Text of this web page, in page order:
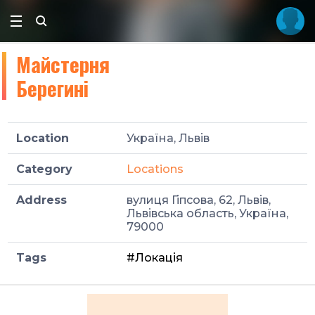
Майстерня
Берегині
Location Україна, Львів
Category Locations
Address
вулиця Гіпсова, 62, Львів,
Львівська область, Україна,
79000
Tags #Локація